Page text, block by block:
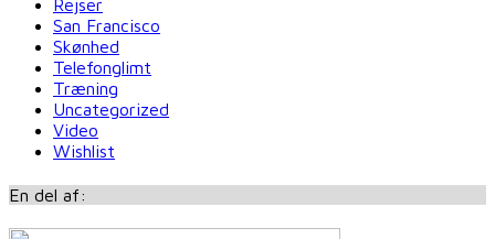
Rejser
San Francisco
Skønhed
Telefonglimt
Træning
Uncategorized
Video
Wishlist
En del af: